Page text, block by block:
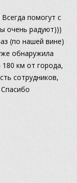
помогут с
очень радуют)))
(по нашей вине)
обнаружила
180 км от города,
сотрудников,